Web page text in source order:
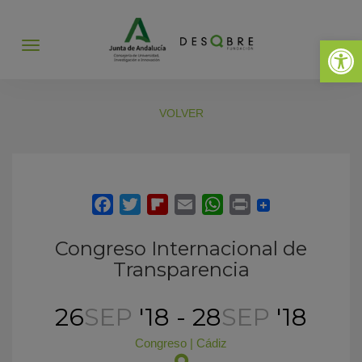
Abrir
Abrir
VOLVER
Congreso Internacional de
Transparencia
26SEP '18 - 28SEP '18
Congreso | Cádiz